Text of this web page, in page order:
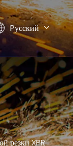
Pусский
English
резки XPR